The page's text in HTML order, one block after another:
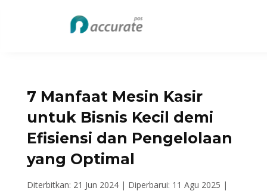
7 Manfaat Mesin Kasir
untuk Bisnis Kecil demi
Efisiensi dan Pengelolaan
yang Optimal
Diterbitkan: 21 Jun 2024 | Diperbarui: 11 Agu 2025 |